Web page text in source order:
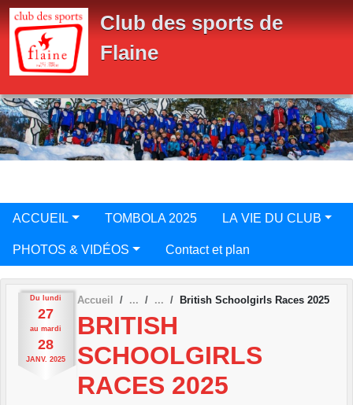
Club des sports de
Flaine
ACCUEIL TOMBOLA 2025 LA VIE DU CLUB
PHOTOS & VIDÉOS Contact et plan
Du lundi
27
au mardi
28
JANV. 2025
Accueil British Schoolgirls Races 2025
BRITISH
SCHOOLGIRLS
RACES 2025
Panneau de gestion des cookies